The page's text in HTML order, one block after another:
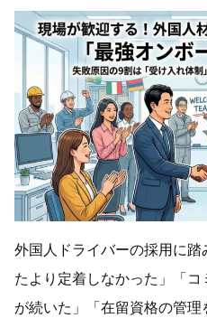
外国人ドライバーの採用に
たより定着しなかった」「
が続いた」「在留資格の管